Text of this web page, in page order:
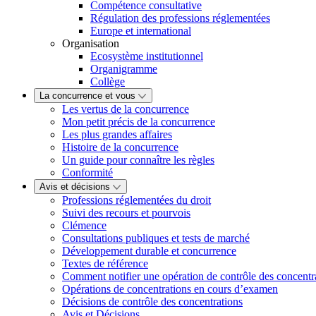
Compétence consultative
Régulation des professions réglementées
Europe et international
Organisation
Ecosystème institutionnel
Organigramme
Collège
La concurrence et vous
Les vertus de la concurrence
Mon petit précis de la concurrence
Les plus grandes affaires
Histoire de la concurrence
Un guide pour connaître les règles
Conformité
Avis et décisions
Professions réglementées du droit
Suivi des recours et pourvois
Clémence
Consultations publiques et tests de marché
Développement durable et concurrence
Textes de référence
Comment notifier une opération de contrôle des
Opérations de concentrations en cours d’examen
Décisions de contrôle des concentrations